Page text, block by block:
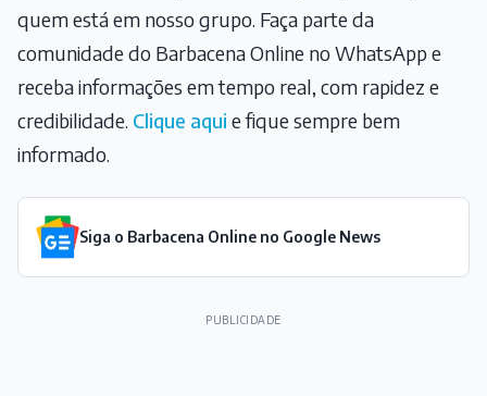
quem está em nosso grupo. Faça parte da
comunidade do Barbacena Online no WhatsApp e
receba informações em tempo real, com rapidez e
credibilidade. Clique aqui e fique sempre bem
informado.
Siga o Barbacena Online no Google News
PUBLICIDADE